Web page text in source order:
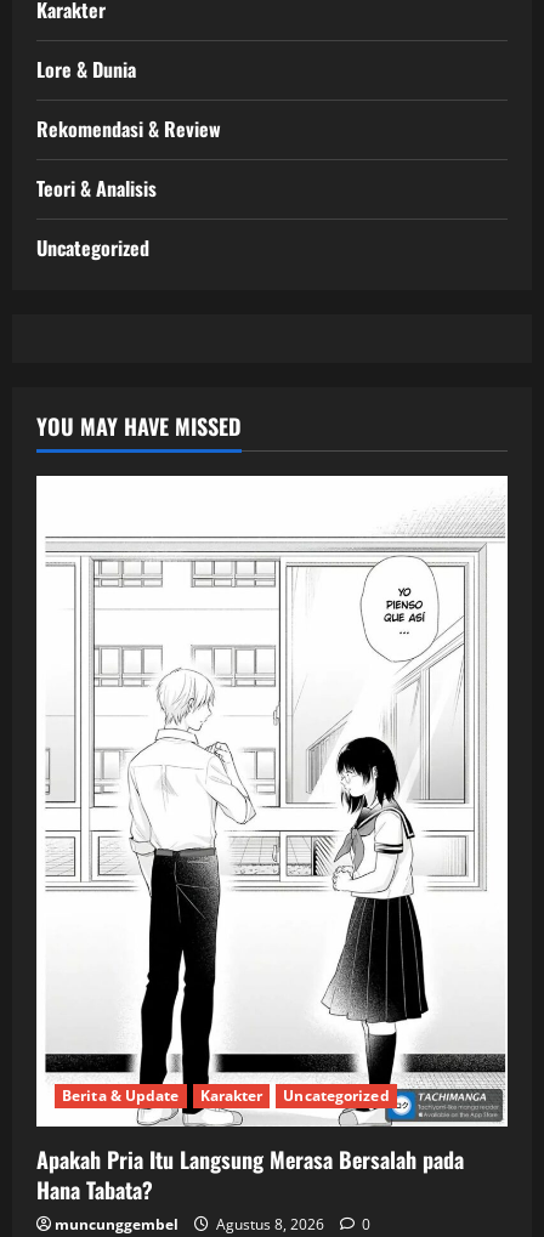
Karakter
Lore & Dunia
Rekomendasi & Review
Teori & Analisis
Uncategorized
YOU MAY HAVE MISSED
Berita & Update Karakter Uncategorized
Apakah Pria Itu Langsung Merasa Bersalah pada
Hana Tabata?
muncunggembel Agustus 8, 2026 0